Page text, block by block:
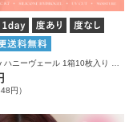
円）